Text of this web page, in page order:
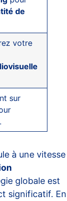
de
votre
sur
.
à une vitesse
globale est
significatif. En